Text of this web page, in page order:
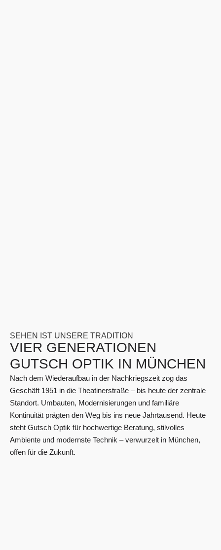
SEHEN IST UNSERE TRADITION
VIER GENERATIONEN
GUTSCH OPTIK IN MÜNCHEN
Nach dem Wiederaufbau in der Nachkriegszeit zog das
Geschäft 1951 in die Theatinerstraße – bis heute der zentrale
Standort. Umbauten, Modernisierungen und familiäre
Kontinuität prägten den Weg bis ins neue Jahrtausend. Heute
steht Gutsch Optik für hochwertige Beratung, stilvolles
Ambiente und modernste Technik – verwurzelt in München,
offen für die Zukunft.